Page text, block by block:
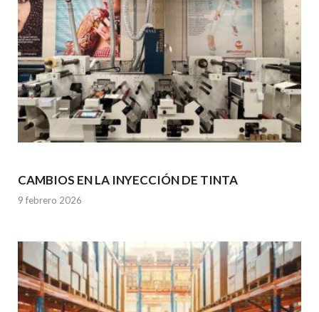
CAMBIOS EN LA INYECCIÓN DE TINTA
9 febrero 2026